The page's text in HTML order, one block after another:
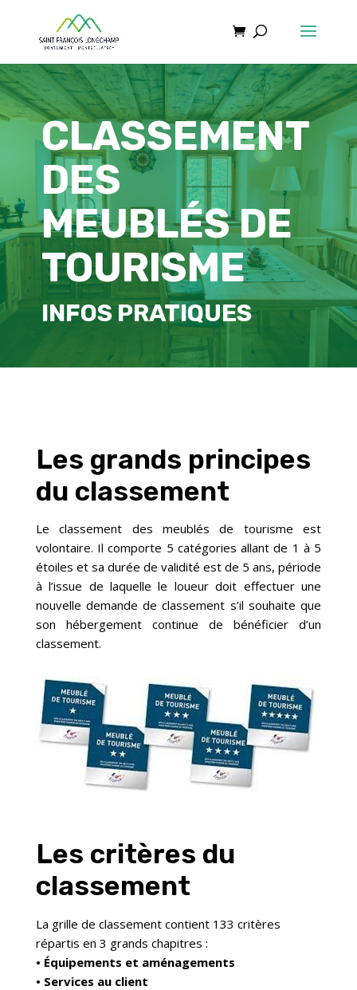
CLASSEMENT
DES
MEUBLÉS DE
TOURISME
INFOS PRATIQUES
Les grands principes
du classement
Le classement des meublés de tourisme est
volontaire. Il comporte 5 catégories allant de 1 à 5
étoiles et sa durée de validité est de 5 ans, période
à l’issue de laquelle le loueur doit effectuer une
nouvelle demande de classement s’il souhaite que
son hébergement continue de bénéficier d’un
classement.
Les critères du
classement
La grille de classement contient 133 critères
répartis en 3 grands chapitres :
• Équipements et aménagements
• Services au client